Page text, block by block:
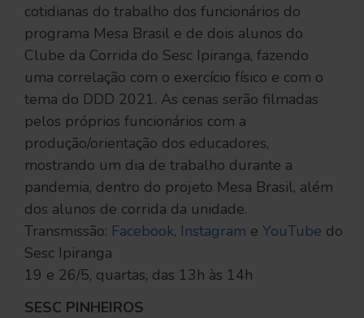
cotidianas do trabalho dos funcionários do
programa Mesa Brasil e de dois alunos do
Clube da Corrida do Sesc Ipiranga, fazendo
uma correlação com o exercício físico e com o
tema do DDD 2021. As cenas serão filmadas
pelos próprios funcionários com a
produção/orientação dos educadores,
mostrando um dia de trabalho durante a
pandemia, dentro do projeto Mesa Brasil, além
dos alunos de corrida da unidade.
Transmissão: Facebook, Instagram e YouTube do
Sesc Ipiranga
19 e 26/5, quartas, das 13h às 14h
SESC PINHEIROS